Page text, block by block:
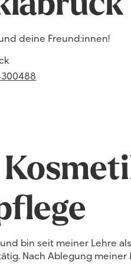
deine Freund:innen!
bin seit meiner Lehre
Nach Ablegung